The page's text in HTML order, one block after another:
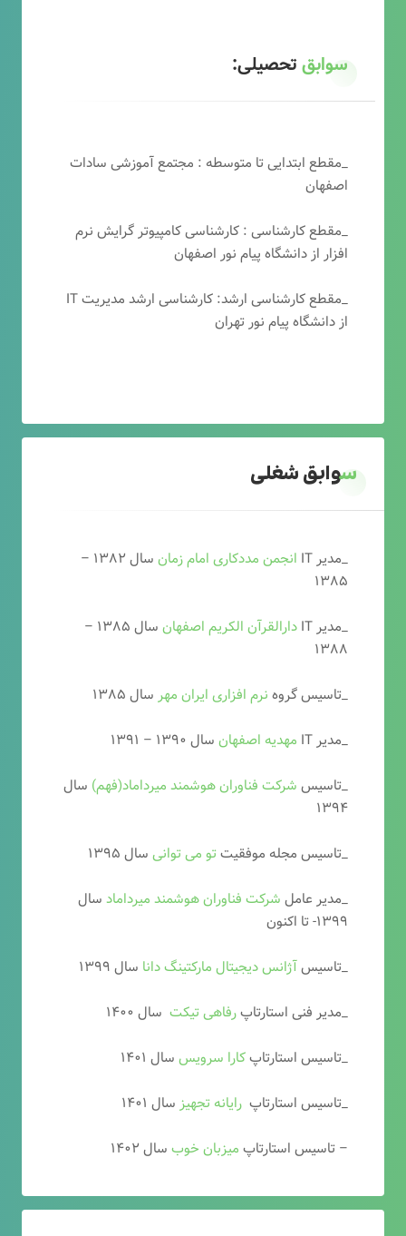
سوابقتحصیلی:
_مقطع ابتدایی تا متوسطه : مجتمع آموزشی سادات
اصفهان
_مقطع کارشناسی : کارشناسی کامپیوتر گرایش نرم
افزار از دانشگاه پیام نور اصفهان
_مقطع کارشناسی ارشد: کارشناسی ارشد مدیریت IT
از دانشگاه پیام نور تهران
سوابق شغلی
_مدیر IT انجمن مددکاری امام زمان
سال ۱۳۸۲ –
۱۳۸۵
_مدیر IT
دارالقرآن الکریم اصفهان
سال ۱۳۸۵ –
۱۳۸۸
_تاسیس گروه نرم افزاری ایران مهر سال ۱۳۸۵
_مدیر IT
مهدیه اصفهان سال ۱۳۹۰ – ۱۳۹۱
_تاسیس شرکت فناوران هوشمند میرداماد(فهم) سال
۱۳۹۴
_تاسیس مجله موفقیتتو می توانی سال ۱۳۹۵
_مدیر عامل شرکت فناوران هوشمند میرداماد سال
۱۳۹۹- تا اکنون
_تاسیسآژانس دیجیتال مارکتینگ دانا سال ۱۳۹۹
_مدیر فنی استارتاپرفاهی تیکت سال ۱۴۰۰
_تاسیس استارتاپکارا سرویس سال ۱۴۰۱
_تاسیس استارتاپ رایانه تجهیز سال ۱۴۰۱
– تاسیس استارتاپ میزبان خوب سال ۱۴۰۲